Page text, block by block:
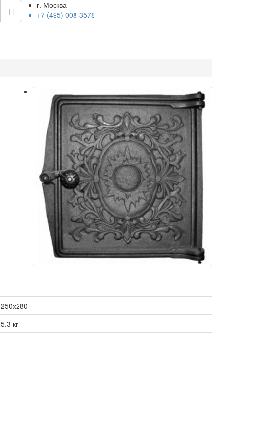
г. Москва
+7 (495) 008-3578
250х280
5,3 кг